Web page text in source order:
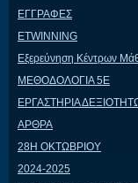
ΕΓΓΡΑΦΕΣ
ETWINNING
Εξερεύνηση Κέντρων
ΜΕΘΟΔΟΛΟΓΙΑ 5Ε
ΕΡΓΑΣΤΗΡΙΑ
ΑΡΘΡΑ
28Η ΟΚΤΩΒΡΙΟΥ
2024-2025